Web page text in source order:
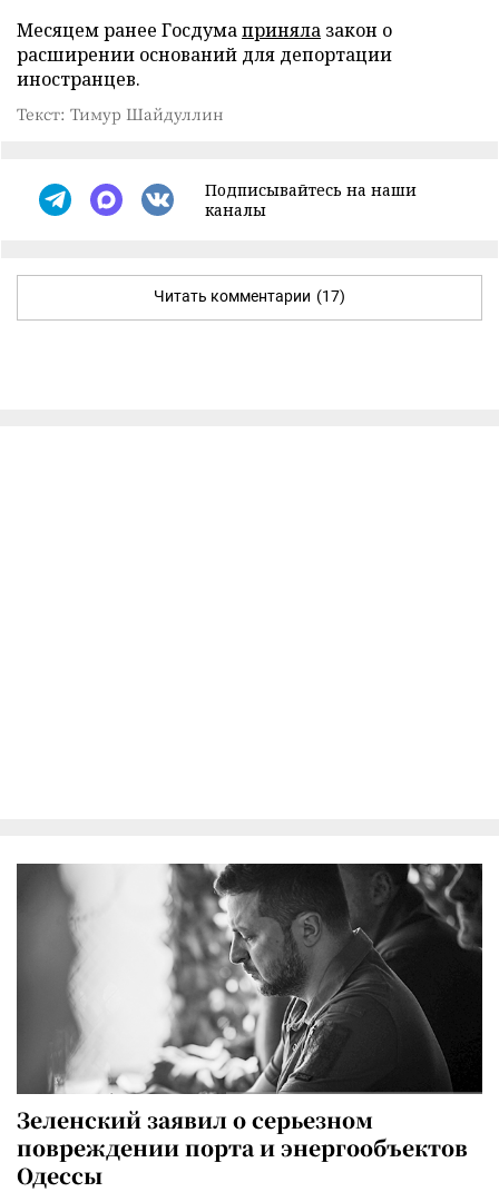
Месяцем ранее Госдумаприняла закон о
расширении оснований для депортации
иностранцев.
Текст: Тимур Шайдуллин
Подписывайтесь на наши
каналы
Читать комментарии (17)
Зеленский заявил о серьезном
повреждении порта и энергообъектов
Одессы